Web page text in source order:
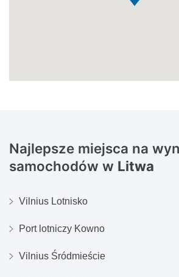
Najlepsze miejsca na
samochodów w Litwa
Vilnius Lotnisko
Port lotniczy Kowno
Vilnius Śródmieście